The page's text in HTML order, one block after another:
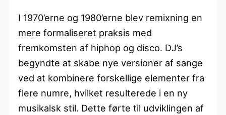
I 1970’erne og 1980’erne blev remixning en
mere formaliseret praksis med
fremkomsten af hiphop og disco. DJ’s
begyndte at skabe nye versioner af sange
ved at kombinere forskellige elementer fra
flere numre, hvilket resulterede i en ny
musikalsk stil. Dette førte til udviklingen af